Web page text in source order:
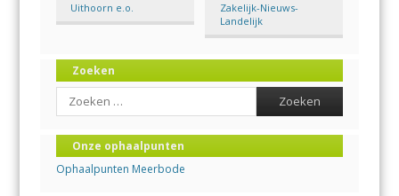
Uithoorn e.o.
Zakelijk-Nieuws-
Landelijk
Zoeken
Search
Onze ophaalpunten
Ophaalpunten Meerbode